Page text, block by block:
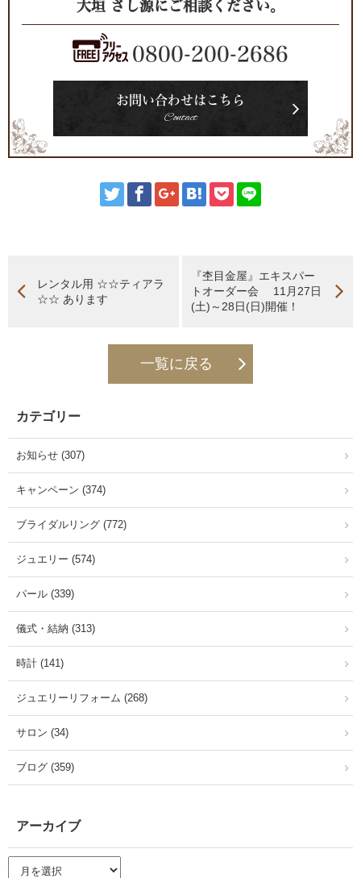
大垣 さし源にご相談ください。
0800-200-2686
お問い合わせはこちら
Contact
レンタル用 ☆☆ティアラ
☆☆ あります
『杢目金屋』エキスパー
トオーダー会 11月27日
(土)～28日(日)開催！
一覧に戻る
カテゴリー
お知らせ (307)
キャンペーン (374)
ブライダルリング (772)
ジュエリー (574)
パール (339)
儀式・結納 (313)
時計 (141)
ジュエリーリフォーム (268)
サロン (34)
ブログ (359)
アーカイブ